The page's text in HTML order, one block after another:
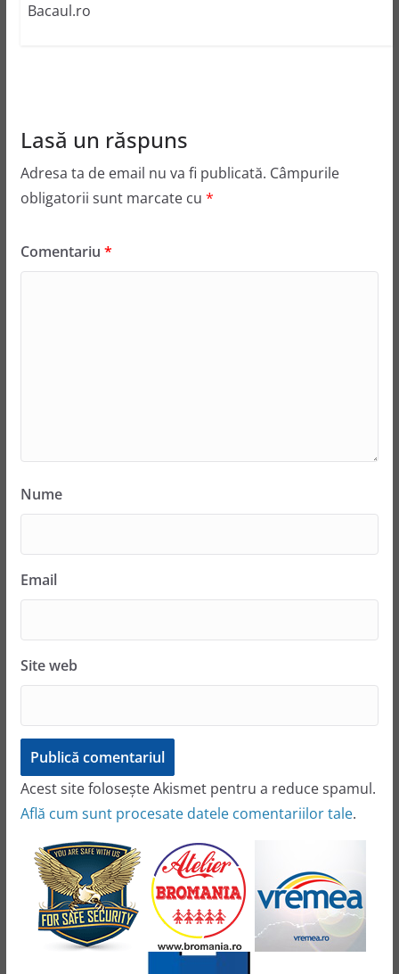
Bacaul.ro
Lasă un răspuns
Adresa ta de email nu va fi publicată. Câmpurile
obligatorii sunt marcate cu *
Comentariu *
Nume
Email
Site web
Acest site folosește Akismet pentru a reduce spamul.
Află cum sunt procesate datele comentariilor tale.